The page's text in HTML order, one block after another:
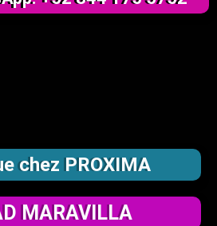
chez PROXIMA
MARAVILLA